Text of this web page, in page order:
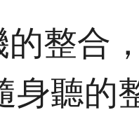
的整合
身聽的